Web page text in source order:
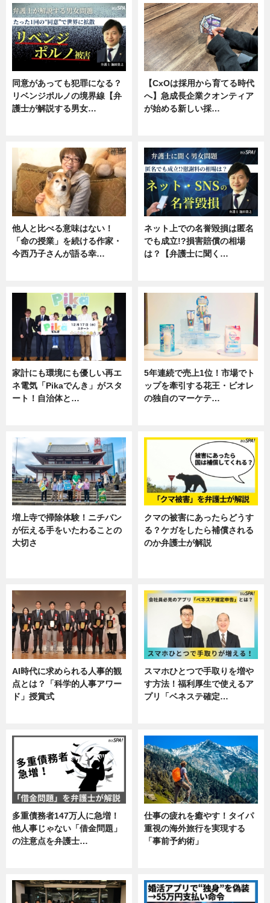
同意があっても犯罪になる？
リベンジポルノの境界線【弁
護士が解説する男女…
【CxOは採用から育てる時代
へ】急成長企業クオンティア
が始める新しい採…
他人と比べる意味はない！
「命の授業」を続ける作家・
今西乃子さんが語る幸…
ネット上での名誉毀損は匿名
でも成立!?損害賠償の相場
は？【弁護士に聞く…
家計にも環境にも優しい再エ
ネ電気「Pikaでんき」がスタ
ート！自治体と…
5年連続で売上1位！市場でト
ップを牽引する花王・ビオレ
の独自のマーケテ…
増上寺で掃除体験！ニチバン
が伝える手をいたわることの
大切さ
クマの被害にあったらどうす
る？ケガをしたら補償される
のか弁護士が解説
AI時代に求められる人事的観
点とは？「科学的人事アワー
ド」授賞式
スマホひとつで手取りを増や
す方法！福利厚生で使えるア
プリ「ベネステ確定…
多重債務者147万人に急増！
他人事じゃない「借金問題」
の注意点を弁護士…
仕事の疲れを癒やす！タイパ
重視の海外旅行を実現する
「事前予約術」